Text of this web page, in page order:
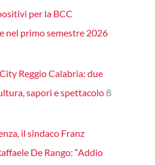
per la BCC
nel primo semestre 2026
Reggio Calabria: due
sapori e spettacolo8
il sindaco Franz
De Rango: “Addio